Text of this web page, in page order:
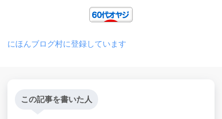
にほんブログ村に登録しています
この記事を書いた人